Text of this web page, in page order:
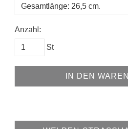
Anzahl:
St
IN DEN